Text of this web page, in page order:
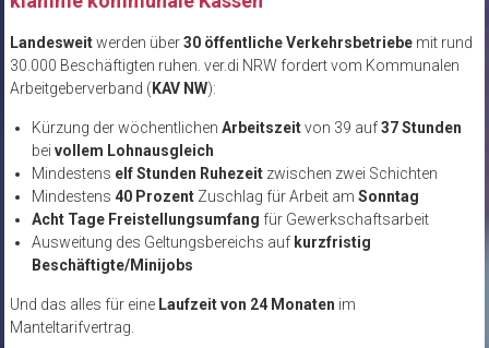
Landesweitwerden über30 öffentliche Verkehrsbetriebemit rund
30.000 Beschäftigten ruhen. ver.di NRW fordert vom Kommunalen
Arbeitgeberverband (KAV NW):
Kürzung der wöchentlichen Arbeitszeitvon 39 auf37 Stunden
bei vollem Lohnausgleich
Mindestens elf Stunden Ruhezeitzwischen zwei Schichten
Mindestens 40 ProzentZuschlag für Arbeit am Sonntag
Acht Tage Freistellungsumfang für Gewerkschaftsarbeit
Ausweitung des Geltungsbereichs auf kurzfristig
Beschäftigte/Minijobs
Und das alles für eine Laufzeit von 24 Monaten im
Manteltarifvertrag.